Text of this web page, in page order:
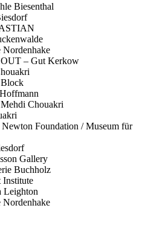
Biesenthal
Nordenhake
– Gut Kerkow
Mehdi Chouakri
Foundation / Museum für
Gallery
Buchholz
Leighton
Nordenhake